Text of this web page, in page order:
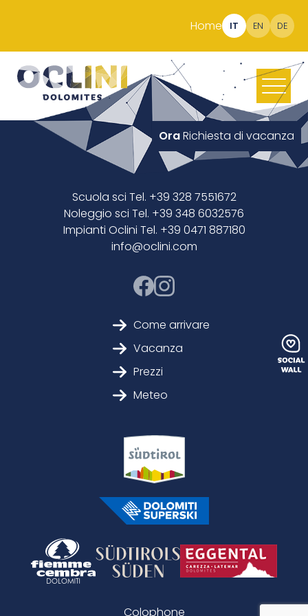
Home IT EN DE
OraRichiesta di vacanza
Scuola sci Tel. +39 328 7551672
Noleggio sci Tel. +39 348 6032576
Impianti Oclini Tel. +39 0471 887180
info@oclini.com
Come arrivare
Vacanza
Prezzi
Meteo
Colophone